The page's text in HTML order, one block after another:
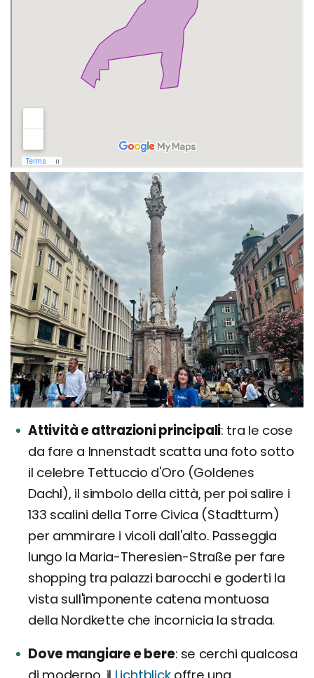
Attività e attrazioni principali tra le cose
da fare a Innenstadt scatta una foto sotto
il celebre Tettuccio d'Oro (Goldenes
Dachl), il simbolo della città, per poi salire i
133 scalini della Torre Civica (Stadtturm)
per ammirare i vicoli dall'alto. Passeggia
lungo la Maria-Theresien-Straße per fare
shopping tra palazzi barocchi e goderti la
vista sull'imponente catena montuosa
della Nordkette che incornicia la strada.
Dove mangiare e bere se cerchi qualcosa